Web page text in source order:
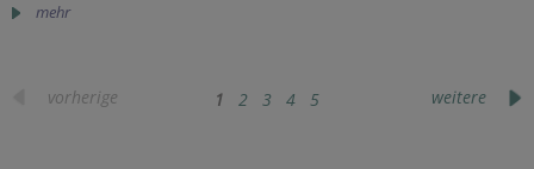
mehr
vorherige 1 2 3 4 5 weitere